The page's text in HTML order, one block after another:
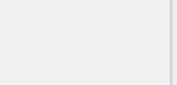
con